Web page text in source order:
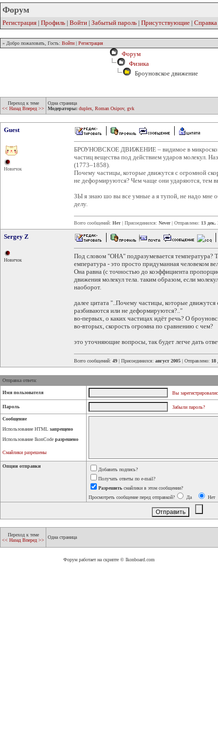
Форум
Регистрация | Профиль | Войти | Забытый пароль | Присутствующие | Справка
» Добро пожаловать, Гость: Войти | Регистрация
Форум
Физика
Броуновское движение
Переход к теме
<< Назад Вперед >>
Одна страница
Модераторы: duplex Roman Osipov, gvk
Guest
Новичок
БРОУНОВСКОЕ ДВИЖЕНИЕ – видимое в микроскоп
частиц вещества под действием ударов молекул.
(1773–1858).
Почему частицы, которые движутся с огромной
не деформируются? Чем чаще они ударяются, тем
ЗЫ я знаю шо вы все умные а я тупой, не надо мне
делу.
Всего сообщений: Нет | Присоединился: Never| Отправлено: 13 дек.
Sergey Z
Новичок
Под словом "ОНА" подразумевается температура?
емпература - это просто придуманная человеком
Она равна (с точностью до коэффициента
движения молекул тела. таким образом, если
наоборот.
далее цитата "..Почему частицы, которые
разбиваются или не деформируются?.."
во-первых, о каких частицах идёт речь? О
во-вторых, скорость огромна по сравнению с чем?
это уточняющие вопросы, так будет легче дать
Всего сообщений: 49 | Присоединился: август 2005 | Отправлено: 18
Отправка ответа:
Имя пользователя Вы
Пароль Забыли пароль?
Сообщение
Использование HTML запрещено
Использование IkonCode разрешено
Смайлики разрешены
Опции отправки
Добавить подпись?
Получать ответы по e-mail?
Разрешить смайлики в этом сообщении?
Просмотреть сообщение перед отправкой?
Да Нет
Переход к теме
<< Назад Вперед >>
Одна страница
Форум работает на скрипте © Ikonboard.com